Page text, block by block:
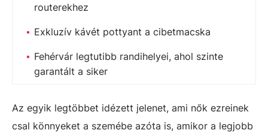
routerekhez
Exkluzív kávét pottyant a cibetmacska
Fehérvár legtutibb randihelyei, ahol szinte
garantált a siker
Az egyik legtöbbet idézett jelenet, ami nők ezreinek
csal könnyeket a szemébe azóta is, amikor a legjobb